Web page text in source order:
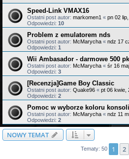
Speed-Link VMAX16
Ostatni post autor: markomen1 « pn 02
Odpowiedzi: 10
Problem z emulatorem nds
Ostatni post autor: McMarycha « ndz 17
Odpowiedzi: 1
Wii Ambasador - darmowe 500
Ostatni post autor: McMarycha « śr 16
Odpowiedzi: 3
[Recenzja]Game Boy Classic
Ostatni post autor: Quake96 « pt 06 kwie,
Odpowiedzi: 2
Pomoc w wyborze koloru
Ostatni post autor: McMarycha « ndz 11
Odpowiedzi: 2
NOWY TEMAT
Tematy: 50 1 2